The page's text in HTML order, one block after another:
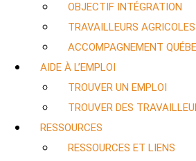
OBJECTIF INTÉGRATION
TRAVAILLEURS AGRICOLES
ACCOMPAGNEMENT
AIDE À L’EMPLOI
TROUVER UN EMPLOI
TROUVER DES
RESSOURCES
RESSOURCES ET LIENS